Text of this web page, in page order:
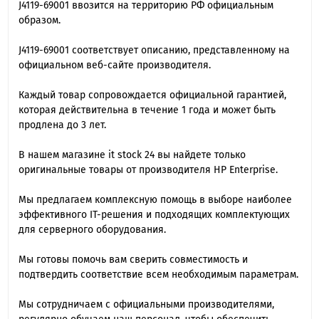
J4119-69001 ввозится на территорию РФ официальным
образом.
J4119-69001 cоответствует описанию, представленному на
официальном веб-сайте производителя.
Каждый товар сопровождается официальной гарантией,
которая действительна в течение 1 года и может быть
продлена до 3 лет.
В нашем магазине it stock 24 вы найдете только
оригинальные товары от производителя HP Enterprise.
Мы предлагаем комплексную помощь в выборе наиболее
эффективного IT-решения и подходящих комплектующих
для серверного оборудования.
Мы готовы помочь вам сверить совместимость и
подтвердить соответствие всем необходимым параметрам.
Мы сотрудничаем с официальными производителями,